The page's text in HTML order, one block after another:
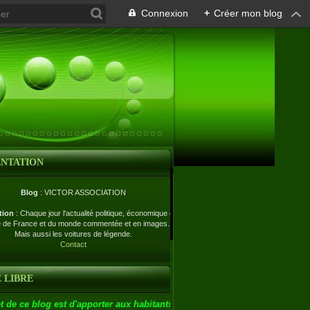
Connexion + Créer mon blog
Blog : VICTOR ASSOCIATION
: Chaque jour l'actualité politique, économique et
de France et du monde commentée et en images.
Mais aussi les voitures de légende.
Contact
LIBRE
de ce blog est d'apporter aux habitants